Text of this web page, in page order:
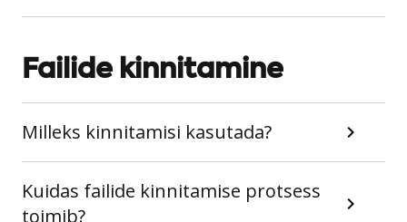
Failide kinnitamine
Milleks kinnitamisi kasutada?
Kuidas failide kinnitamise protsess
toimib?